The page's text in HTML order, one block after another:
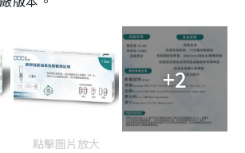
+2
點擊圖片放大